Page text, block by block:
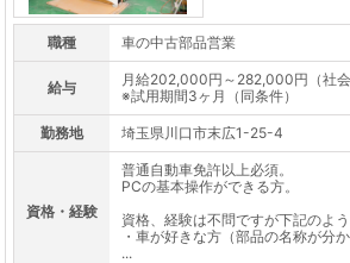
職種 車の中古部品営業
給与
月給202,000円～282,000円（社会
※試用期間3ヶ月（同条件）
勤務地 埼玉県川口市末広1-25-4
資格・経験
普通自動車免許以上必須。
PCの基本操作ができる方。
資格、経験は不問ですが下記のよ
・車が好きな方（部品の名称が分か
...